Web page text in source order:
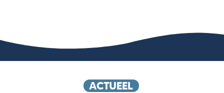
ACTUEEL